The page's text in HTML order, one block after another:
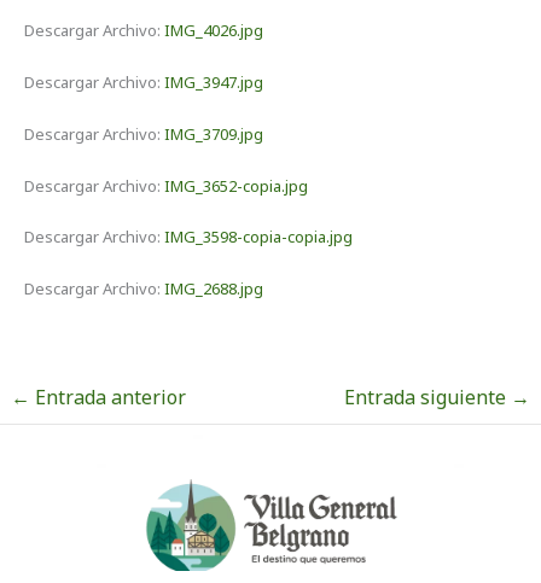
Descargar Archivo:IMG_4026.jpg
Descargar Archivo:IMG_3947.jpg
Descargar Archivo:IMG_3709.jpg
Descargar Archivo:IMG_3652-copia.jpg
Descargar Archivo:IMG_3598-copia-copia.jpg
Descargar Archivo:IMG_2688.jpg
← Entrada anterior Entrada siguiente →